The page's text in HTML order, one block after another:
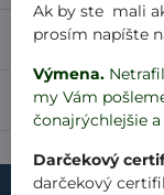
Recenzie 0
Diskusia 0
Ak by ste mali
prosím napíšte
Výmena.
my Vám
čonajrýchlejšie
Darčekový
darčekový